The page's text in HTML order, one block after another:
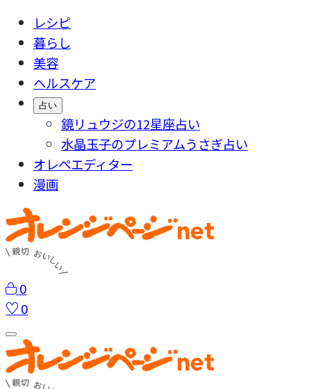
レシピ
暮らし
美容
ヘルスケア
占い
鏡リュウジの12星座占い
水晶玉子のプレミアムうさぎ占い
オレペエディター
漫画
0
0